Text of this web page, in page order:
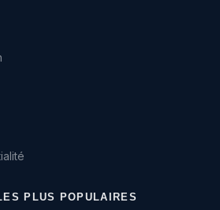
PLUS POPULAIRES